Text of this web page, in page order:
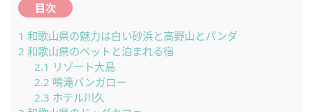
目次
1 和歌山県の魅力は白い砂浜と高野山とパンダ
2 和歌山県のペットと泊まれる宿
2.1 リゾート大島
2.2 鳴滝バンガロー
2.3 ホテル川久